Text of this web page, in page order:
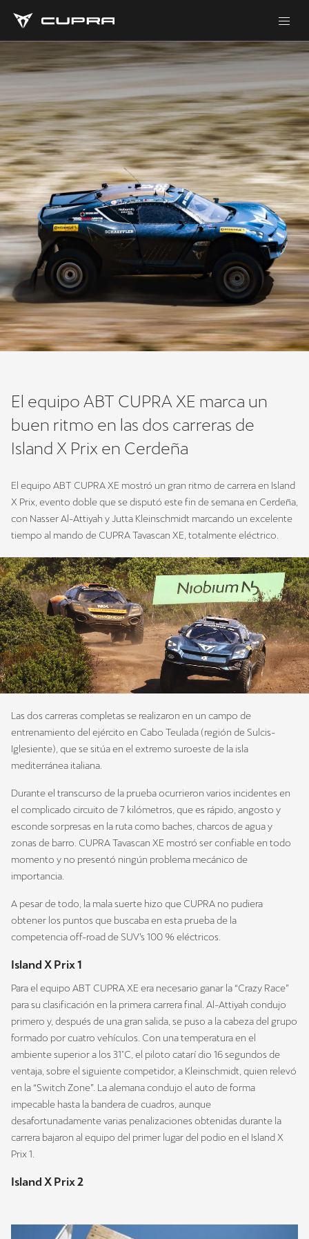
El equipo ABT CUPRA XE marca un
buen ritmo en las dos carreras de
Island X Prix en Cerdeña
El equipo ABT CUPRA XE mostró un gran ritmo de carrera en Island
X Prix, evento doble que se disputó este fin de semana en Cerdeña,
con Nasser Al-Attiyah y Jutta Kleinschmidt marcando un excelente
tiempo al mando de CUPRA Tavascan XE, totalmente eléctrico.
Las dos carreras completas se realizaron en un campo de
entrenamiento del ejército en Cabo Teulada (región de Sulcis-
Iglesiente), que se sitúa en el extremo suroeste de la isla
mediterránea italiana.
Durante el transcurso de la prueba ocurrieron varios incidentes en
el complicado circuito de 7 kilómetros, que es rápido, angosto y
esconde sorpresas en la ruta como baches, charcos de agua y
zonas de barro. CUPRA Tavascan XE mostró ser confiable en todo
momento y no presentó ningún problema mecánico de
importancia.
A pesar de todo, la mala suerte hizo que CUPRA no pudiera
obtener los puntos que buscaba en esta prueba de la
competencia off-road de SUV’s 100 % eléctricos.
Island X Prix 1
Para el equipo ABT CUPRA XE era necesario ganar la “Crazy Race”
para su clasificación en la primera carrera final. Al-Attiyah condujo
primero y, después de una gran salida, se puso a la cabeza del grupo
formado por cuatro vehículos. Con una temperatura en el
ambiente superior a los 31˚C, el piloto catarí dio 16 segundos de
ventaja, sobre el siguiente competidor, a Kleinschmidt, quien relevó
en la “Switch Zone”. La alemana condujo el auto de forma
impecable hasta la bandera de cuadros, aunque
desafortunadamente varias penalizaciones obtenidas durante la
carrera bajaron al equipo del primer lugar del podio en el Island X
Prix 1.
Island X Prix 2